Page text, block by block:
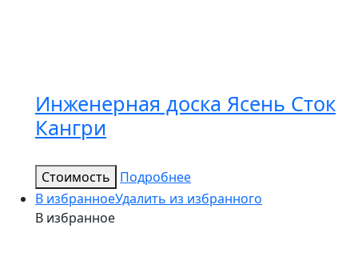
Инженерная доска Ясень Сток
Кангри
Стоимость
Подробнее
В избранноеУдалить из избранного
В избранное